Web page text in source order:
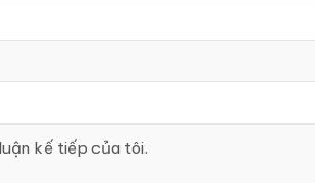
kế tiếp của tôi.